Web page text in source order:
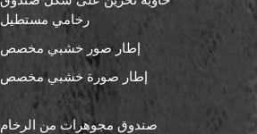
رخامي مستطيل
إطار صور خشبي مخصص
إطار صورة خشبي مخصص
صندوق مجوهرات من الرخام